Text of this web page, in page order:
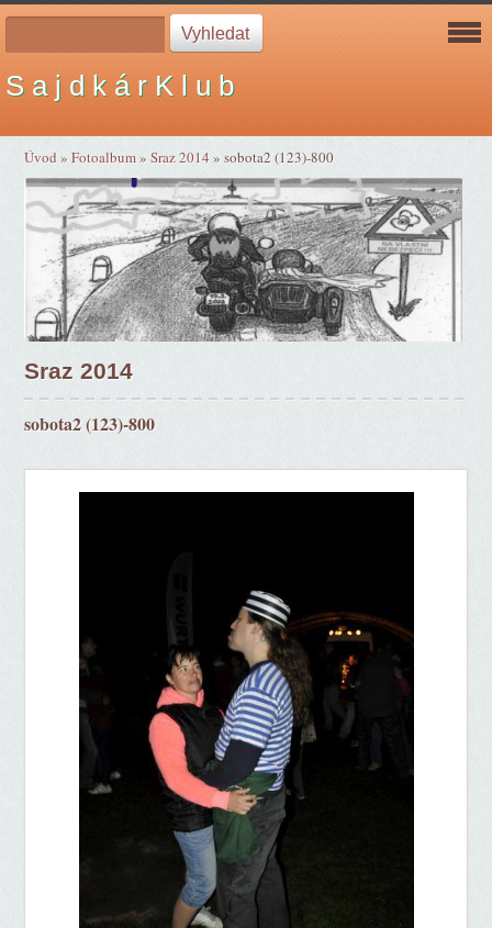
S a j d k á r K l u b
Úvod »Fotoalbum»Sraz 2014»sobota2 (123)-800
Sraz 2014
sobota2 (123)-800